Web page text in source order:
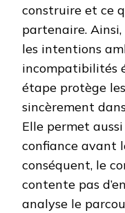
construire et ce
partenaire.
les intentions
incompatibilités
étape protège
sincèrement
Elle permet
confiance avant
conséquent, le
contente pas
analyse le